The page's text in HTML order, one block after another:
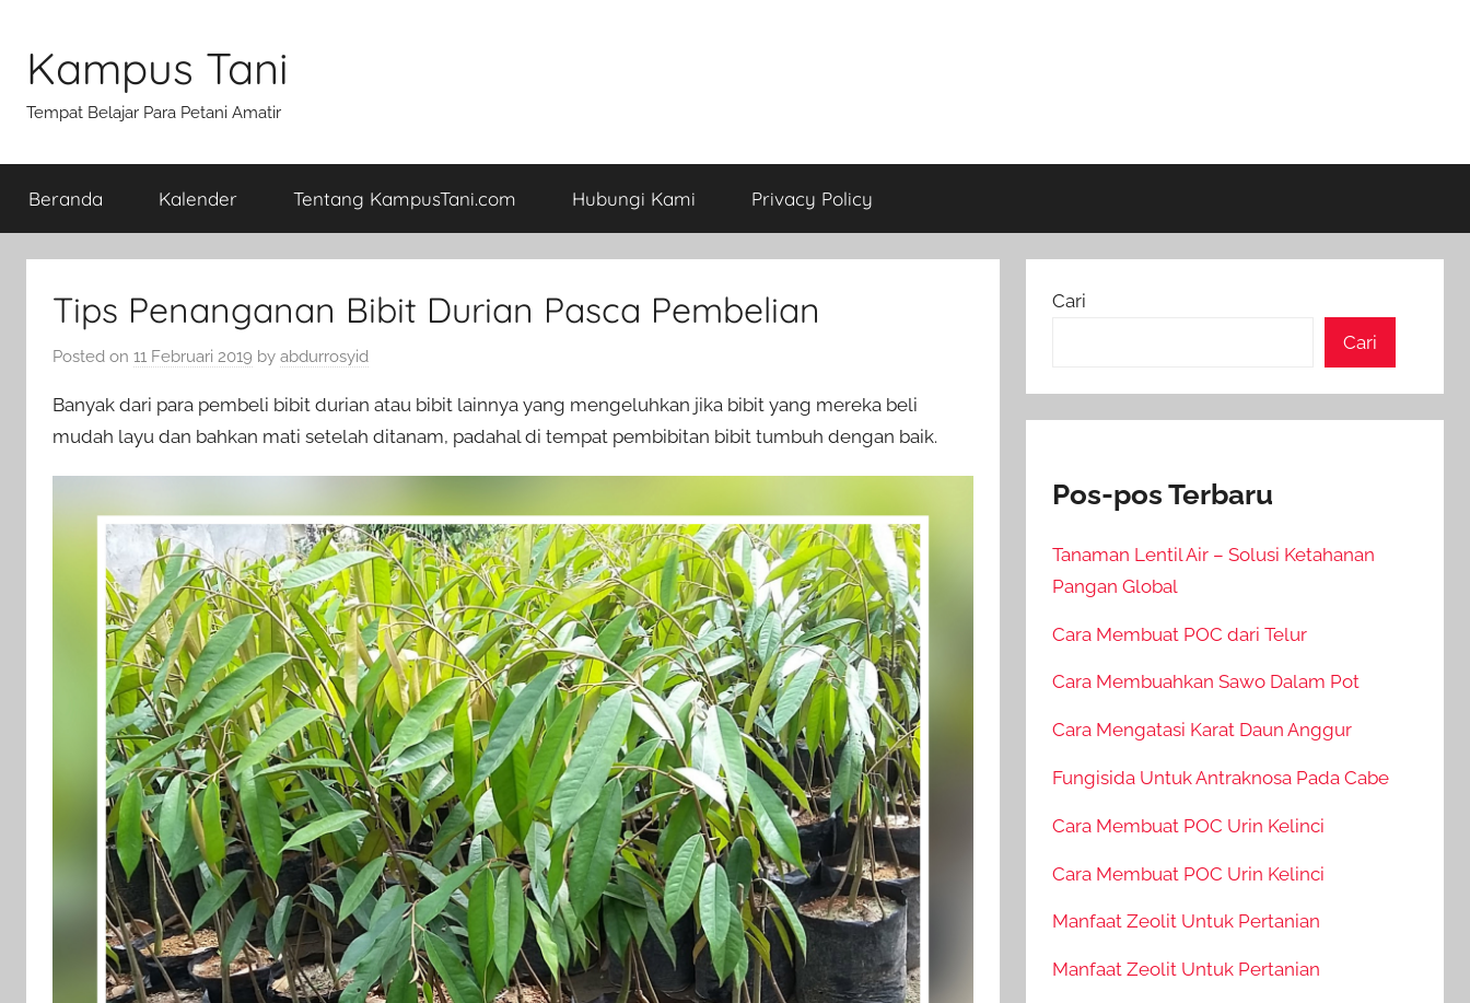
content
Kampus Tani
Tempat Belajar Para Petani Amatir
Beranda Kalender Tentang KampusTani.com Hubungi Kami Privacy Policy
Tips Penanganan Bibit Durian Pasca Pembelian
Posted on 11 Februari 2019 by abdurrosyid
Banyak dari para pembeli bibit durian atau bibit lainnya yang mengeluhkan jika bibit yang mereka beli
mudah layu dan bahkan mati setelah ditanam, padahal di tempat pembibitan bibit tumbuh dengan baik.
Cari
Cari
Pos-pos Terbaru
Tanaman Lentil Air – Solusi Ketahanan
Pangan Global
Cara Membuat POC dari Telur
Cara Membuahkan Sawo Dalam Pot
Cara Mengatasi Karat Daun Anggur
Fungisida Untuk Antraknosa Pada Cabe
Cara Membuat POC Urin Kelinci
Cara Membuat POC Urin Kelinci
Manfaat Zeolit Untuk Pertanian
Manfaat Zeolit Untuk Pertanian